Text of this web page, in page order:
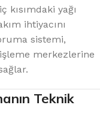
kısımdaki yağı
ihtiyacını
sistemi,
merkezlerine
Teknik